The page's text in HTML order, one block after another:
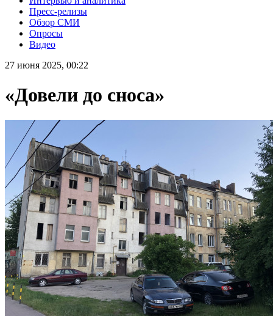
Пресс-релизы
Обзор СМИ
Опросы
Видео
27 июня 2025, 00:22
«Довели до сноса»